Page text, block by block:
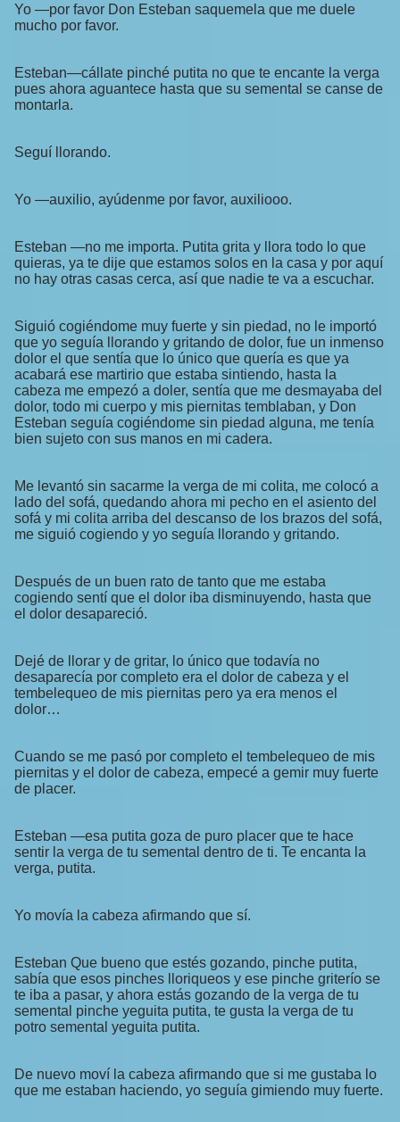
Yo —por favor Don Esteban saquemela que me duele
mucho por favor.
Esteban—cállate pinché putita no que te encante la verga
pues ahora aguantece hasta que su semental se canse de
montarla.
Seguí llorando.
Yo —auxilio, ayúdenme por favor, auxiliooo.
Esteban —no me importa. Putita grita y llora todo lo que
quieras, ya te dije que estamos solos en la casa y por aquí
no hay otras casas cerca, así que nadie te va a escuchar.
Siguió cogiéndome muy fuerte y sin piedad, no le importó
que yo seguía llorando y gritando de dolor, fue un inmenso
dolor el que sentía que lo único que quería es que ya
acabará ese martirio que estaba sintiendo, hasta la
cabeza me empezó a doler, sentía que me desmayaba del
dolor, todo mi cuerpo y mis piernitas temblaban, y Don
Esteban seguía cogiéndome sin piedad alguna, me tenía
bien sujeto con sus manos en mi cadera.
Me levantó sin sacarme la verga de mi colita, me colocó a
lado del sofá, quedando ahora mi pecho en el asiento del
sofá y mi colita arriba del descanso de los brazos del sofá,
me siguió cogiendo y yo seguía llorando y gritando.
Después de un buen rato de tanto que me estaba
cogiendo sentí que el dolor iba disminuyendo, hasta que
el dolor desapareció.
Dejé de llorar y de gritar, lo único que todavía no
desaparecía por completo era el dolor de cabeza y el
tembelequeo de mis piernitas pero ya era menos el
dolor…
Cuando se me pasó por completo el tembelequeo de mis
piernitas y el dolor de cabeza, empecé a gemir muy fuerte
de placer.
Esteban —esa putita goza de puro placer que te hace
sentir la verga de tu semental dentro de ti. Te encanta la
verga, putita.
Yo movía la cabeza afirmando que sí.
Esteban Que bueno que estés gozando, pinche putita,
sabía que esos pinches lloriqueos y ese pinche griterío se
te iba a pasar, y ahora estás gozando de la verga de tu
semental pinche yeguita putita, te gusta la verga de tu
potro semental yeguita putita.
De nuevo moví la cabeza afirmando que si me gustaba lo
que me estaban haciendo, yo seguía gimiendo muy fuerte.